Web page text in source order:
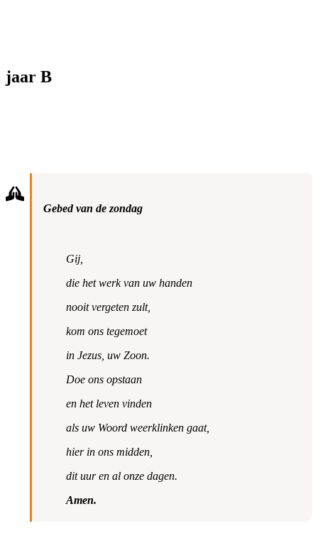
jaar B
Gebed van de zondag
Gij,
die het werk van uw handen
nooit vergeten zult,
kom ons tegemoet
in Jezus, uw Zoon.
Doe ons opstaan
en het leven vinden
als uw Woord weerklinken gaat,
hier in ons midden,
dit uur en al onze dagen.
Amen.